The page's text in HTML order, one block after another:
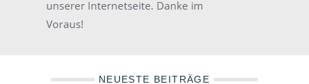
NEUESTE BEITRÄGE